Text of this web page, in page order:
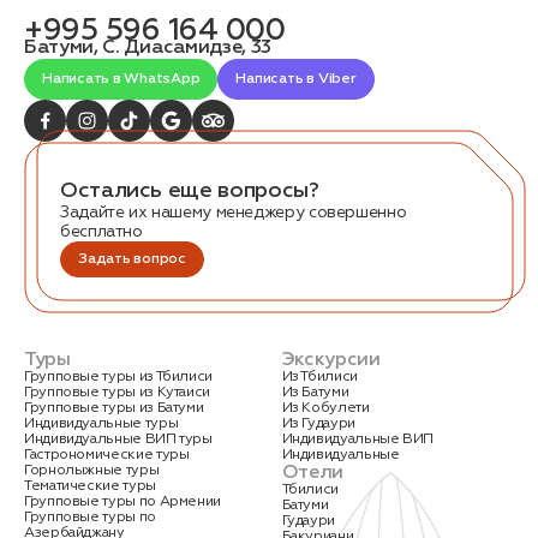
+995 596 164 000
Батуми, С. Диасамидзе, 33
Написать в WhatsApp Написать в Viber
Остались еще вопросы?
Задайте их нашему менеджеру совершенно
бесплатно
Задать вопрос
Туры
Групповые туры из Тбилиси
Групповые туры из Кутаиси
Групповые туры из Батуми
Индивидуальные туры
Индивидуальные ВИП туры
Гастрономические туры
Горнолыжные туры
Тематические туры
Групповые туры по Армении
Групповые туры по
Азербайджану
Экскурсии
Из Тбилиси
Из Батуми
Из Кобулети
Из Гудаури
Индивидуальные ВИП
Индивидуальные
Отели
Тбилиси
Батуми
Гудаури
Дата: 0
Кол-во человек:0
Оставить заявку
1. Выберите нужный автомобиль
2. Заполните форму